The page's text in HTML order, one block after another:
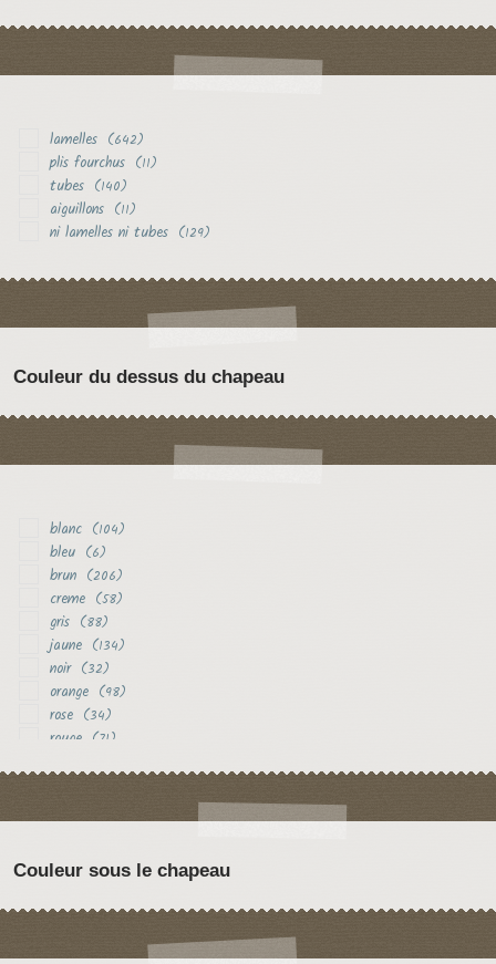
lamelles (642)
plis fourchus (11)
tubes (140)
aiguillons (11)
ni lamelles ni tubes (129)
Couleur du dessus du chapeau
blanc (104)
bleu (6)
brun (206)
creme (58)
gris (88)
jaune (134)
noir (32)
orange (98)
rose (34)
rouge (71)
Couleur sous le chapeau